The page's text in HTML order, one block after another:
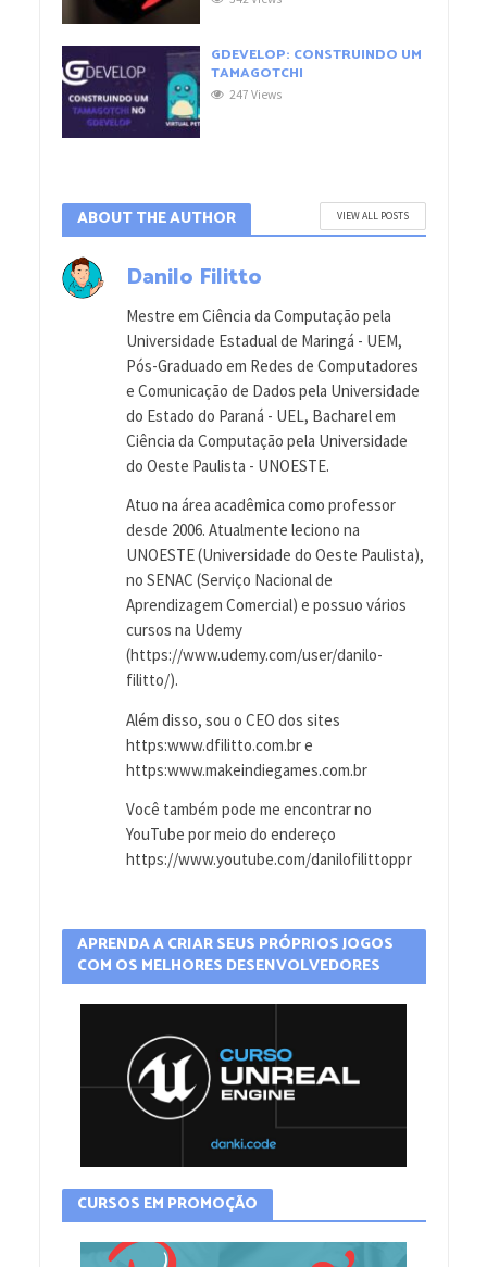
GDEVELOP: CONSTRUINDO UM
TAMAGOTCHI
247 Views
ABOUT THE AUTHOR VIEW ALL POSTS
Danilo Filitto
Mestre em Ciência da Computação pela
Universidade Estadual de Maringá - UEM,
Pós-Graduado em Redes de Computadores
e Comunicação de Dados pela Universidade
do Estado do Paraná - UEL, Bacharel em
Ciência da Computação pela Universidade
do Oeste Paulista - UNOESTE.
Atuo na área acadêmica como professor
desde 2006. Atualmente leciono na
UNOESTE (Universidade do Oeste Paulista),
no SENAC (Serviço Nacional de
Aprendizagem Comercial) e possuo vários
cursos na Udemy
(https://www.udemy.com/user/danilo-
filitto/).
Além disso, sou o CEO dos sites
https:www.dfilitto.com.br e
https:www.makeindiegames.com.br
Você também pode me encontrar no
YouTube por meio do endereço
https://www.youtube.com/danilofilittoppr
APRENDA A CRIAR SEUS PRÓPRIOS JOGOS
COM OS MELHORES DESENVOLVEDORES
CURSOS EM PROMOÇÃO